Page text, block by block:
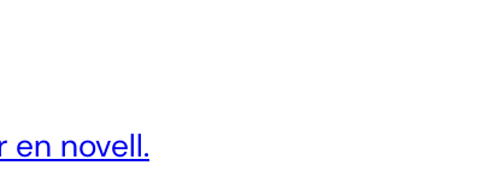
en novell.